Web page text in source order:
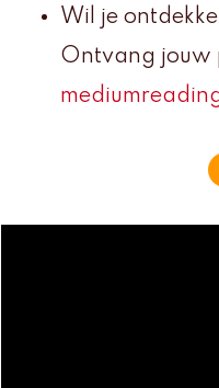
Wil je
Ontvang jouw